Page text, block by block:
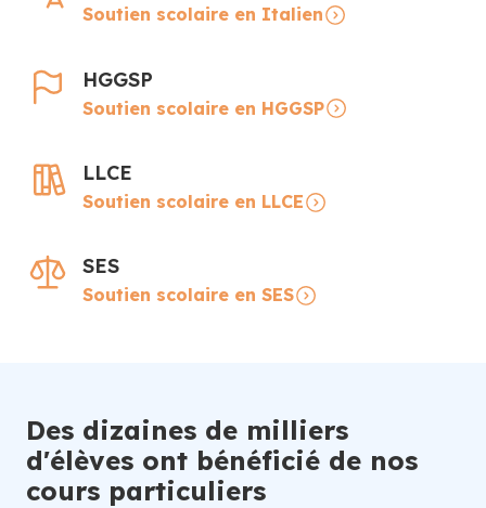
Soutien scolaire en Italien
HGGSP
Soutien scolaire en HGGSP
LLCE
Soutien scolaire en LLCE
SES
Soutien scolaire en SES
Des dizaines de milliers
d'élèves ont bénéficié de nos
cours particuliers